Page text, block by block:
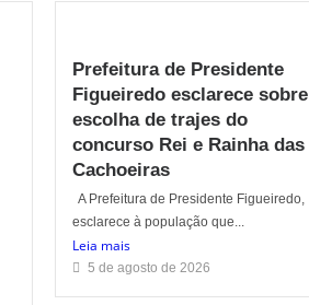
Prefeitura de Presidente
Figueiredo esclarece sobre
escolha de trajes do
concurso Rei e Rainha das
Cachoeiras
A Prefeitura de Presidente Figueiredo,
esclarece à população que...
Leia mais
5 de agosto de 2026